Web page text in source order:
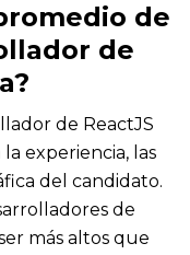
de
de
de ReactJS
experiencia, las
del candidato.
de
más altos que